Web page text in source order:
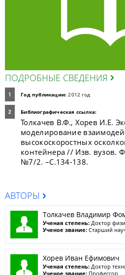
ПОДРОБНЫЕ СВЕДЕНИЯ
Год публикации: 2012 год
Библиографическая ссылка:
Толкачев В.Ф., Хорев И.Е.
моделирование
высокоскоростных
контейнера // Изв. вузов.
№7/2. –C.134-138.
АВТОРЫ
Толкачев Владимир
Ученая степень: Доктор
Ученое звание: Старший
Хорев Иван Ефимович
Ученая степень: Доктор
Ученое звание: Профессор